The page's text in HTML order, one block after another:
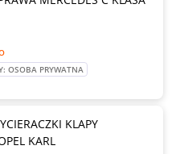
OSOBA PRYWATNA
KLAPY
KARL